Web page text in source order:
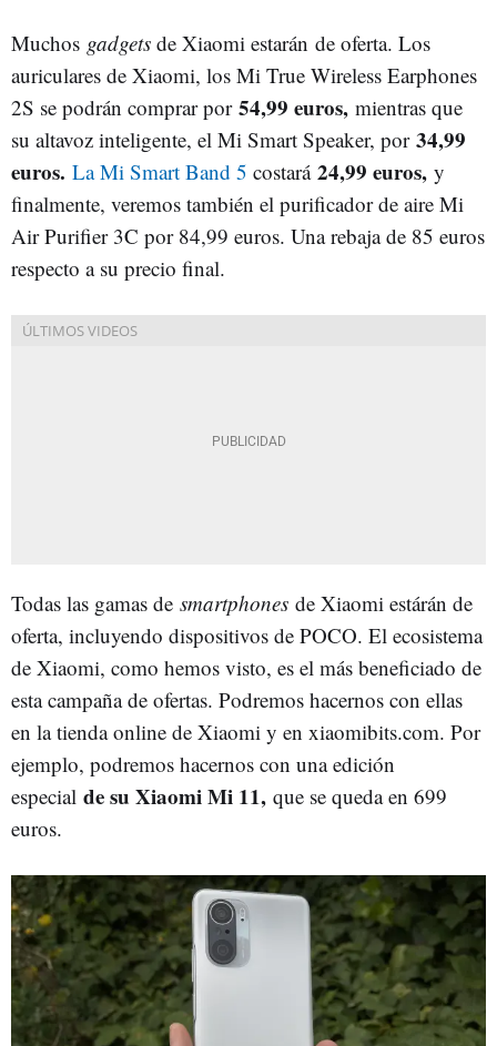
Muchos gadgets de Xiaomi estarán de oferta. Los
auriculares de Xiaomi, los Mi True Wireless Earphones
2S se podrán comprar por 54,99 euros, mientras que
su altavoz inteligente, el Mi Smart Speaker, por 34,99
euros. La Mi Smart Band 5 costará 24,99 euros, y
finalmente, veremos también el purificador de aire Mi
Air Purifier 3C por 84,99 euros. Una rebaja de 85 euros
respecto a su precio final.
Todas las gamas de smartphones de Xiaomi estárán de
oferta, incluyendo dispositivos de POCO. El ecosistema
de Xiaomi, como hemos visto, es el más beneficiado de
esta campaña de ofertas. Podremos hacernos con ellas
en la tienda online de Xiaomi y en xiaomibits.com. Por
ejemplo, podremos hacernos con una edición
especial de su Xiaomi Mi 11, que se queda en 699
euros.